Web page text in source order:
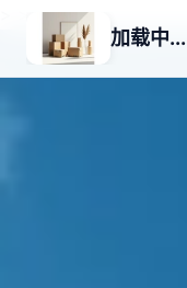
加载中...